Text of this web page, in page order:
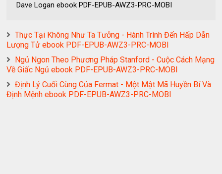
Dave Logan ebook PDF-EPUB-AWZ3-PRC-MOBI
Thực Tại Không Như Ta Tưởng - Hành Trình Đến Hấp Dẫn
Lượng Tử ebook PDF-EPUB-AWZ3-PRC-MOBI
Ngủ Ngon Theo Phương Pháp Stanford - Cuộc Cách Mạng
Về Giấc Ngủ ebook PDF-EPUB-AWZ3-PRC-MOBI
Định Lý Cuối Cùng Của Fermat - Một Mật Mã Huyền Bí Và
Định Mệnh ebook PDF-EPUB-AWZ3-PRC-MOBI